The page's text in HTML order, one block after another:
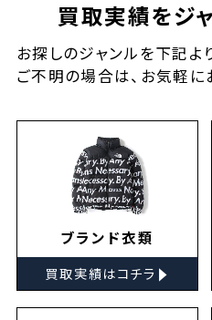
買取実績をジ
お探しのジャンルを下記よ
ご不明の場合は、お気軽に
ブランド衣類
買取実績はコチラ ▸